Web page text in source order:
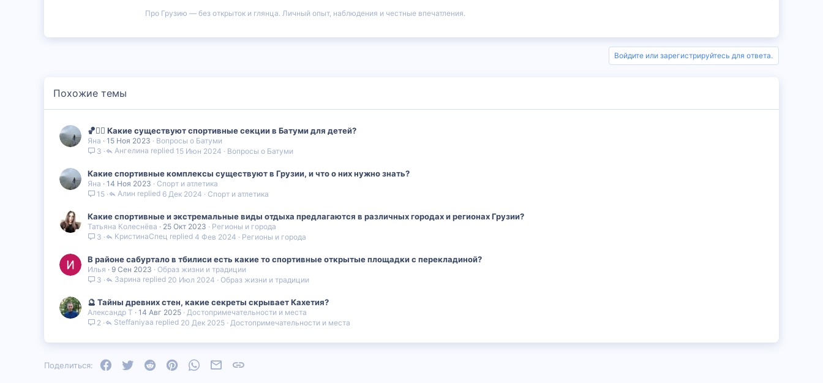
Про Грузию — без открыток и глянца. Личный опыт, наблюдения и честные впечатления.
Войдите или зарегистрируйтесь для ответа.
Похожие темы
🏀🏊‍♀️ Какие существуют спортивные секции в Батуми для детей?
Яна 15 Ноя 2023
Вопросы о Батуми
3
Вопросы о Батуми
15 Июн 2024
Ангелина
Какие спортивные комплексы существуют в Грузии, и что о них нужно знать?
Яна 14 Ноя 2023
Спорт и атлетика
15
Спорт и атлетика
6 Дек 2024
Алин
Какие спортивные и экстремальные виды отдыха предлагаются в различных городах и регионах Грузии?
Татьяна Колеснёва 25 Окт 2023
Регионы и города
3
Регионы и города
4 Фев 2024
КристинаСпец
В районе сабуртало в тбилиси есть какие то спортивные открытые площадки с перекладиной?
Илья 9 Сен 2023
Образ жизни и традиции
3
Образ жизни и традиции
20 Июл 2024
Зарина
🔮 Тайны древних стен, какие секреты скрывает Кахетия?
Александр Т 14 Авг 2025
Достопримечательности и места
2
Достопримечательности и места
20 Дек 2025
Steffaniyaa
Поделиться: Facebook
Twitter Reddit PinterestWhatsAppЭлектронная почта